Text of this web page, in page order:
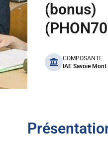
(bonus)
benefits
COMPOSANTE
IAE Savoie